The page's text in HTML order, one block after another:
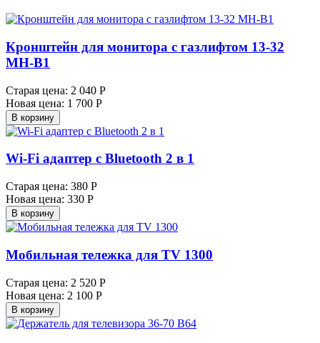
Кронштейн для монитора с газлифтом 13-32
MH-B1
Старая цена: 2 040 Р
Новая цена: 1 700 Р
В корзину
Wi-Fi адаптер с Bluetooth 2 в 1
Старая цена: 380 Р
Новая цена: 330 Р
В корзину
Мобильная тележка для TV 1300
Старая цена: 2 520 Р
Новая цена: 2 100 Р
В корзину